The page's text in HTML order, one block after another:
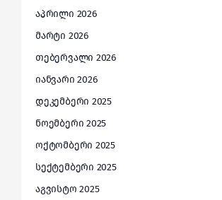
აპრილი 2026
მარტი 2026
თებერვალი 2026
იანვარი 2026
დეკემბერი 2025
ნოემბერი 2025
ოქტომბერი 2025
სექტემბერი 2025
აგვისტო 2025